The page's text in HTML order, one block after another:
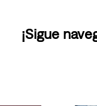
¡Sigue